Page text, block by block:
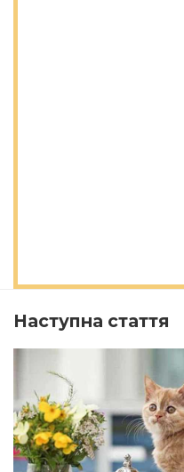
Наступна стаття